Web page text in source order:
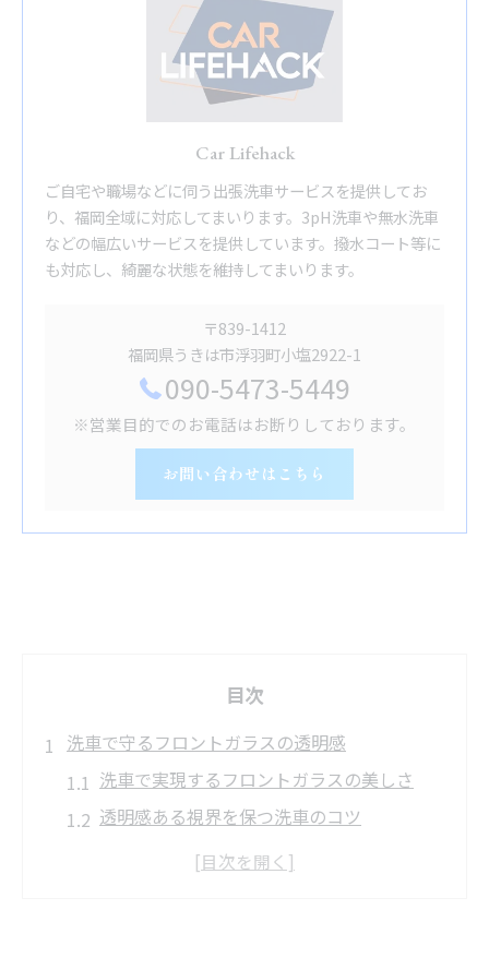
Car Lifehack
ご自宅や職場などに伺う出張洗車サービスを提供してお
り、福岡全域に対応してまいります。3pH洗車や無水洗車
などの幅広いサービスを提供しています。撥水コート等に
も対応し、綺麗な状態を維持してまいります。
〒839-1412
福岡県うきは市浮羽町小塩2922-1
090-5473-5449
※営業目的でのお電話はお断りしております。
お問い合わせはこちら
目次
洗車で守るフロントガラスの透明感
洗車で実現するフロントガラスの美しさ
透明感ある視界を保つ洗車のコツ
フロントガラスの汚れ対策と洗車方法